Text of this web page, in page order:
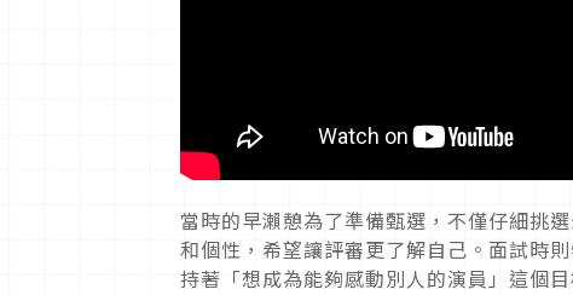
當時的早瀨憩為了準備甄選，不僅仔細挑
和個性，希望讓評審更了解自己。面試時
持著「想成為能夠感動別人的演員」這個